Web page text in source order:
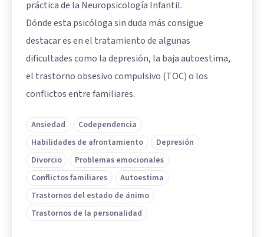
práctica de la Neuropsicología Infantil.
Dónde esta psicóloga sin duda más consigue
destacar es en el tratamiento de algunas
dificultades como la depresión, la baja autoestima,
el trastorno obsesivo compulsivo (TOC) o los
conflictos entre familiares.
Ansiedad
Codependencia
Habilidades de afrontamiento
Depresión
Divorcio
Problemas emocionales
Conflictos familiares
Autoestima
Trastornos del estado de ánimo
Trastornos de la personalidad